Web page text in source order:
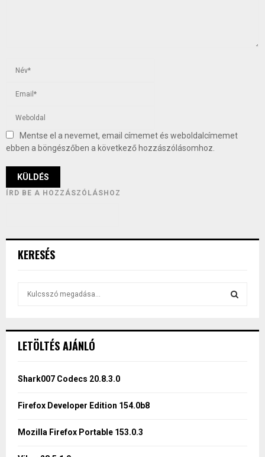
Mentse el a nevemet, email címemet és weboldalcímemet
ebben a böngészőben a következő hozzászólásomhoz.
ÍRD BE A HOZZÁSZÓLÁSHOZ
KERESÉS
h
o
:
LETÖLTÉS AJÁNLÓ
Shark007 Codecs 20.8.3.0
Firefox Developer Edition 154.0b8
Mozilla Firefox Portable 153.0.3